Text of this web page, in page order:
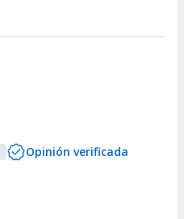
Opinión verificada